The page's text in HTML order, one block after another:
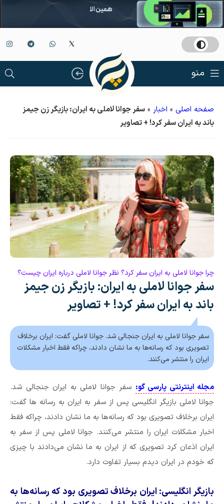
منو
صفحه اصلی » اخبار » سفر جوانا لاملی به ایران: بازیگر زن جیمز
باند به ایران سفر کرد! + تصاویر
چرا جوانا لاملی به ایران سفر کرد؟ نظر جوانا لاملی درباره ایران چیست؟
سفر جوانا لاملی به ایران: بازیگر زن جیمز
باند به ایران سفر کرد! + تصاویر
سفر جوانا لاملی به ایران جنجالی شد. جوانا لاملی گفت: ایران برخلاف
تصویری بود که رسانه‌ها به ما نشان دادند، چراکه فقط اخبار مشکلات
ایران را منتشر می‌کنند.
مجله اینترنتی پارسی گو: سفر جوانا لاملی به ایران جنجالی شد.
جوانا لاملی بازیگر انگلیسی پس از سفر به ایران به رسانه ها گفت:
ایران برخلاف تصویری بود که رسانه‌ها به ما نشان دادند، چراکه فقط
اخبار مشکلات ایران را منتشر می‌کنند. جوانا لاملی پس از سفر به
ایران اذعان کرد تصویری که از ایران به ما نشان می‌دادند با چیزی
که خودم در ایران دیدم بسیار تفاوت دارد.
بازیگر انگلیسی: ایران برخلاف تصویری بود که رسانه‌ها به